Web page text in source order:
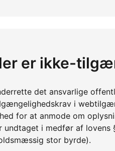
er ikke-
det ansvarlige
i
for at anmode om
i medfør af lovens
stor byrde).